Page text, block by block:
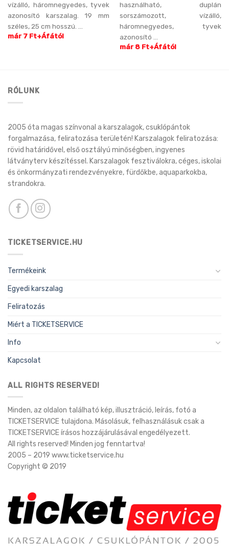
vízálló, háromnegyedes, tyvek
azonosító karszalag. 19 mm
széles, 25 cm hosszú. ...
már 7 Ft+Áfától
használható, duplán
sorszámozott, vízálló,
háromnegyedes, tyvek
azonosító ...
már 8 Ft+Áfától
RÓLUNK
2005 óta magas színvonal a karszalagok, csuklópántok
forgalmazása, feliratozása területén! Karszalagok feliratozása:
rövid határidővel, első osztályú minőségben, ingyenes
látványterv készítéssel. Karszalagok fesztiválokra, céges, iskolai
és önkormányzati rendezvényekre, fürdőkbe, aquaparkokba,
strandokra.
TICKETSERVICE.HU
Termékeink
Egyedi karszalag
Feliratozás
Miért a TICKETSERVICE
Info
Kapcsolat
ALL RIGHTS RESERVED!
Minden, az oldalon található kép, illusztráció, leírás, fotó a
TICKETSERVICE tulajdona. Másolásuk, felhasználásuk csak a
TICKETSERVICE írásos hozzájárulásával engedélyezett.
All rights reserved! Minden jog fenntartva!
2005 – 2019 www.ticketservice.hu
Copyright © 2019